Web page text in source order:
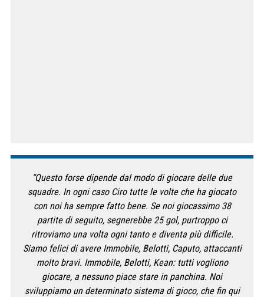
“Questo forse dipende dal modo di giocare delle due
squadre. In ogni caso Ciro tutte le volte che ha giocato
con noi ha sempre fatto bene. Se noi giocassimo 38
partite di seguito, segnerebbe 25 gol, purtroppo ci
ritroviamo una volta ogni tanto e diventa più difficile.
Siamo felici di avere Immobile, Belotti, Caputo, attaccanti
molto bravi. Immobile, Belotti, Kean: tutti vogliono
giocare, a nessuno piace stare in panchina. Noi
sviluppiamo un determinato sistema di gioco, che fin qui